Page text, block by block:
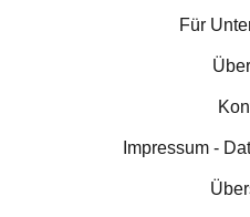
Für
Impressum -